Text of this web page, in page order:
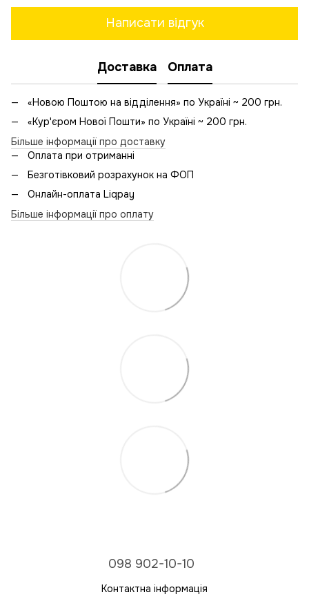
Написати відгук
Доставка Оплата
«Новою Поштою на відділення» по Україні ~ 200 грн.
«Кур'єром Нової Пошти» по Україні ~ 200 грн.
Більше інформації про доставку
Оплата при отриманні
Безготівковий розрахунок на ФОП
Онлайн-оплата Liqpay
Більше інформації про оплату
098 902-10-10
Контактна інформація